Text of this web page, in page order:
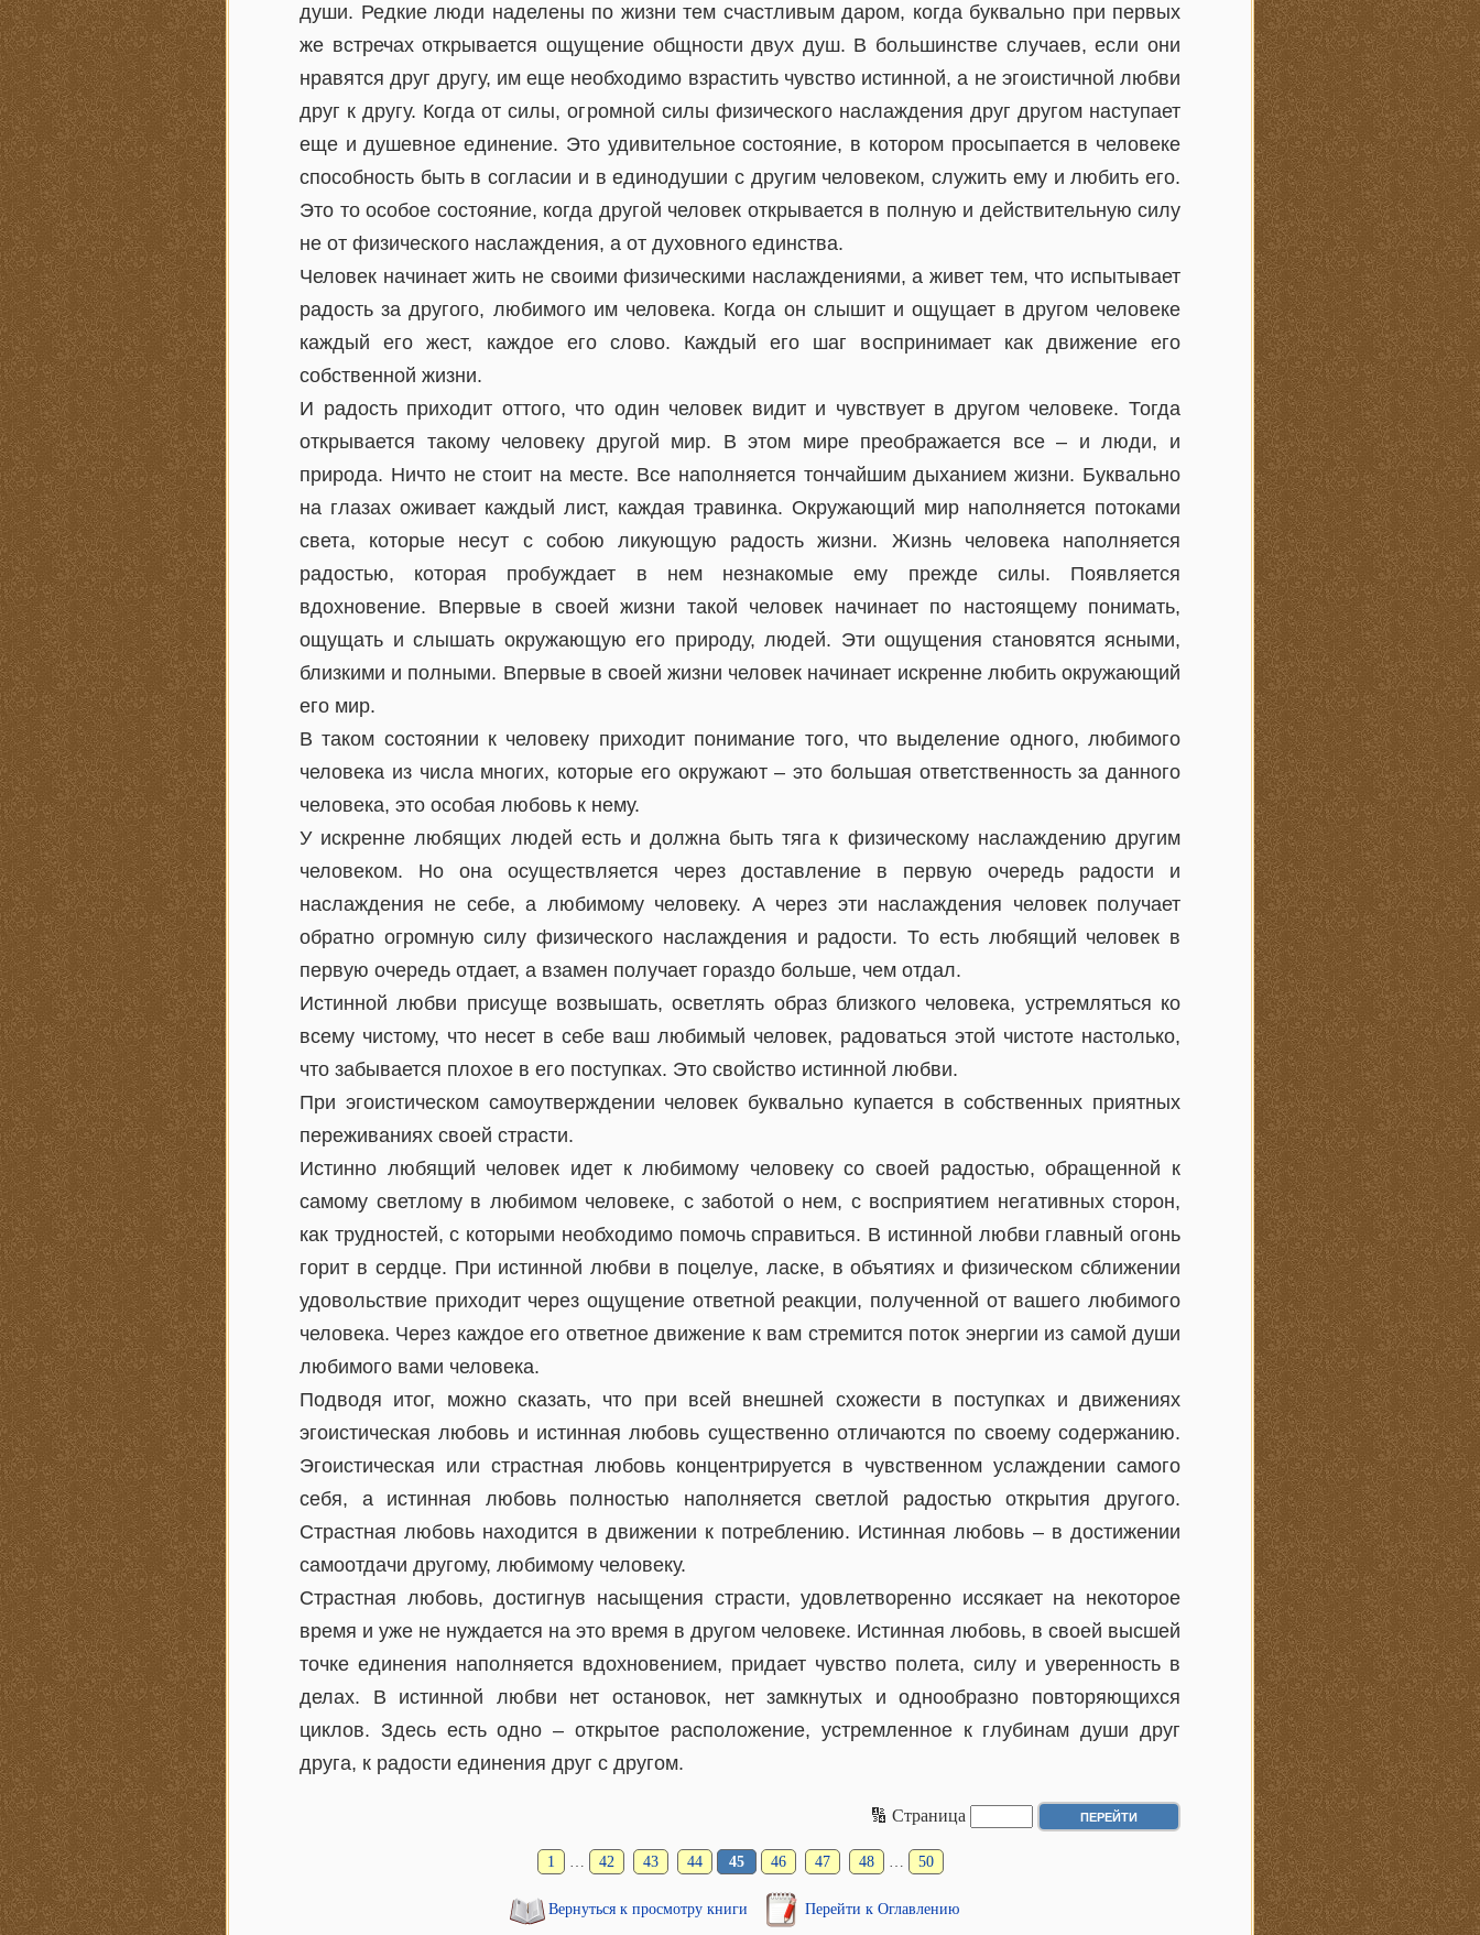
души. Редкие люди наделены по жизни тем счастливым даром, когда буквально при первых
же встречах открывается ощущение общности двух душ. В большинстве случаев, если они
нравятся друг другу, им еще необходимо взрастить чувство истинной, а не эгоистичной любви
друг к другу. Когда от силы, огромной силы физического наслаждения друг другом наступает
еще и душевное единение. Это удивительное состояние, в котором просыпается в человеке
способность быть в согласии и в единодушии с другим человеком, служить ему и любить его.
Это то особое состояние, когда другой человек открывается в полную и действительную силу
не от физического наслаждения, а от духовного единства.
Человек начинает жить не своими физическими наслаждениями, а живет тем, что испытывает
радость за другого, любимого им человека. Когда он слышит и ощущает в другом человеке
каждый его жест, каждое его слово. Каждый его шаг воспринимает как движение его
собственной жизни.
И радость приходит оттого, что один человек видит и чувствует в другом человеке. Тогда
открывается такому человеку другой мир. В этом мире преображается все – и люди, и
природа. Ничто не стоит на месте. Все наполняется тончайшим дыханием жизни. Буквально
на глазах оживает каждый лист, каждая травинка. Окружающий мир наполняется потоками
света, которые несут с собою ликующую радость жизни. Жизнь человека наполняется
радостью, которая пробуждает в нем незнакомые ему прежде силы. Появляется
вдохновение. Впервые в своей жизни такой человек начинает по настоящему понимать,
ощущать и слышать окружающую его природу, людей. Эти ощущения становятся ясными,
близкими и полными. Впервые в своей жизни человек начинает искренне любить окружающий
его мир.
В таком состоянии к человеку приходит понимание того, что выделение одного, любимого
человека из числа многих, которые его окружают – это большая ответственность за данного
человека, это особая любовь к нему.
У искренне любящих людей есть и должна быть тяга к физическому наслаждению другим
человеком. Но она осуществляется через доставление в первую очередь радости и
наслаждения не себе, а любимому человеку. А через эти наслаждения человек получает
обратно огромную силу физического наслаждения и радости. То есть любящий человек в
первую очередь отдает, а взамен получает гораздо больше, чем отдал.
Истинной любви присуще возвышать, осветлять образ близкого человека, устремляться ко
всему чистому, что несет в себе ваш любимый человек, радоваться этой чистоте настолько,
что забывается плохое в его поступках. Это свойство истинной любви.
При эгоистическом самоутверждении человек буквально купается в собственных приятных
переживаниях своей страсти.
Истинно любящий человек идет к любимому человеку со своей радостью, обращенной к
самому светлому в любимом человеке, с заботой о нем, с восприятием негативных сторон,
как трудностей, с которыми необходимо помочь справиться. В истинной любви главный огонь
горит в сердце. При истинной любви в поцелуе, ласке, в объятиях и физическом сближении
удовольствие приходит через ощущение ответной реакции, полученной от вашего любимого
человека. Через каждое его ответное движение к вам стремится поток энергии из самой души
любимого вами человека.
Подводя итог, можно сказать, что при всей внешней схожести в поступках и движениях
эгоистическая любовь и истинная любовь существенно отличаются по своему содержанию.
Эгоистическая или страстная любовь концентрируется в чувственном услаждении самого
себя, а истинная любовь полностью наполняется светлой радостью открытия другого.
Страстная любовь находится в движении к потреблению. Истинная любовь – в достижении
самоотдачи другому, любимому человеку.
Страстная любовь, достигнув насыщения страсти, удовлетворенно иссякает на некоторое
время и уже не нуждается на это время в другом человеке. Истинная любовь, в своей высшей
точке единения наполняется вдохновением, придает чувство полета, силу и уверенность в
делах. В истинной любви нет остановок, нет замкнутых и однообразно повторяющихся
циклов. Здесь есть одно – открытое расположение, устремленное к глубинам души друг
друга, к радости единения друг с другом.
🔢 Страница
1 … 42 43 44 45 46 47 48 … 50
Вернуться к просмотру книги Перейти к Оглавлению